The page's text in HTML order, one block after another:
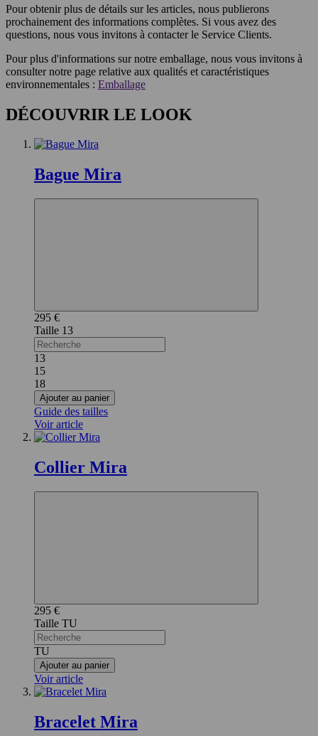
Pour obtenir plus de détails sur les articles, nous publierons
prochainement des informations complètes. Si vous avez des
questions, nous vous invitons à contacter le Service Clients.
Pour plus d'informations sur notre emballage, nous vous invitons à
consulter notre page relative aux qualités et caractéristiques
environnementales : Emballage
DÉCOUVRIR LE LOOK
Bague Mira
295 €
13
13
15
18
Ajouter au panier
Guide des tailles
Voir article
Collier Mira
295 €
TU
TU
Ajouter au panier
Voir article
Bracelet Mira